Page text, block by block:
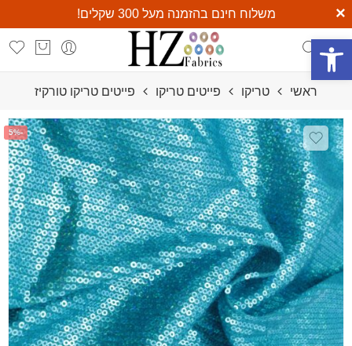
פתח סרגל נגישות
משלוח חינם ומהיר בכל קנייה מעל 300 ₪
ראשי טריקו פייטים טריקו פייטים טריקו טורקיז
-5%
משלוח חינם בהזמנה מעל 300 שקלים! ×